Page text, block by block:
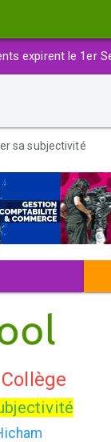
expirent le 1er
sa subjectivité